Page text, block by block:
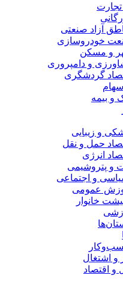
آزاد صنعتی
خودروسازی
و مسکن
و دامپروری
گردشگری
و بیمه
و زیبایی
حمل و نقل
انرژی
و پتروشیمی
و اجتماعی
عمومی
خانوار
و اشتغال
و اقتصاد